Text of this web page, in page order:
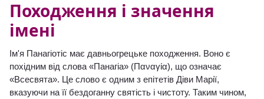
Походження і значення
імені
Ім'я Панагіотіс має давньогрецьке походження. Воно є
похідним від слова «Панагіа» (Παναγία), що означає
«Всесвята». Це слово є одним з епітетів Діви Марії,
вказуючи на її бездоганну святість і чистоту. Таким чином,